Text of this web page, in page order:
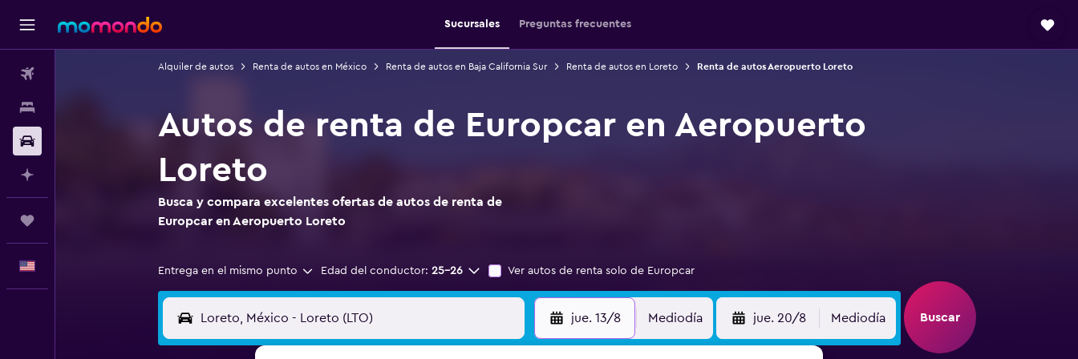
Sucursales Preguntas frecuentes
Alquiler de autos Renta de autos en México Renta de autos en Baja California Sur Renta de autos en Loreto Renta de autos Aeropuerto Loreto
Autos de renta de Europcar en Aeropuerto
Loreto
Busca y compara excelentes ofertas de autos de renta de
Europcar en Aeropuerto Loreto
Entrega en el mismo punto Edad del conductor: 25-26 Ver autos de renta solo de Europcar
jue. 13/8 Mediodía jue. 20/8 Mediodía Buscar